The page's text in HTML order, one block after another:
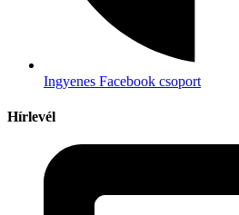
Ingyenes Facebook csoport
Hírlevél